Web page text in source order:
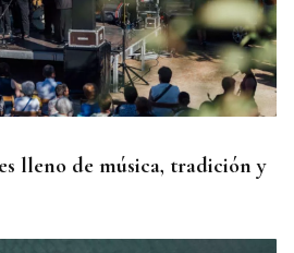
Redondela por un hombre
lleno de música, tradición y